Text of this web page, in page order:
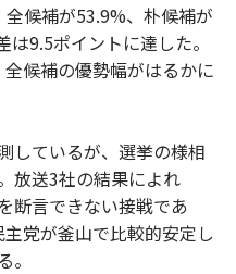
候補が53.9%、朴候補が
9.5ポイントに達した。
候補の優勢幅がはるかに
しているが、選挙の様相
放送3社の結果によれ
断言できない接戦であ
党が釜山で比較的安定し